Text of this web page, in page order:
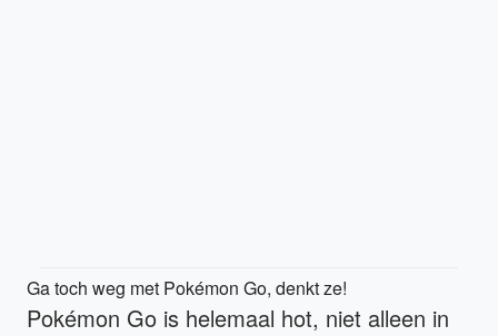
Ga toch weg met Pokémon Go, denkt ze!
Pokémon Go is helemaal hot, niet alleen in